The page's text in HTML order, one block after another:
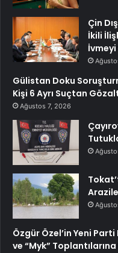
Çin
İkili
Gülistan Doku
Kişi 6 Ayrı Suçtan
Ağustos 7, 2026
Özgür Özel’in Yeni
ve “Myk”